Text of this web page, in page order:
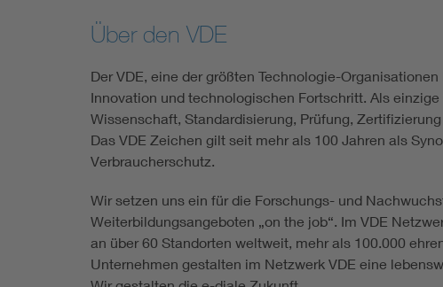
Über den VDE
Der VDE, eine der größten Technologie-
Innovation und technologischen Fortschritt. Als
Wissenschaft, Standardisierung, Prüfung,
Das VDE Zeichen gilt seit mehr als 100 Jahren als
Verbraucherschutz.
Wir setzen uns ein für die Forschungs- und
Weiterbildungsangeboten „on the job“. Im VDE
an über 60 Standorten weltweit, mehr als 100.000
Unternehmen gestalten im Netzwerk VDE eine